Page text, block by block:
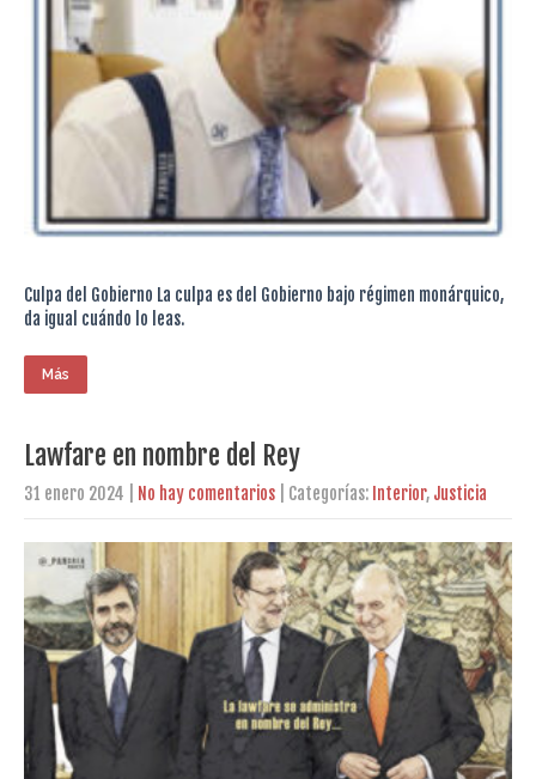
Culpa del Gobierno La culpa es del Gobierno bajo régimen monárquico,
da igual cuándo lo leas.
Más
Lawfare en nombre del Rey
31 enero 2024 No hay comentarios | Categorías: Interior, Justicia